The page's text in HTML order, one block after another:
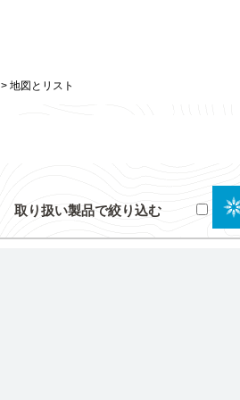
> 地図とリスト
取り扱い製品で絞り込む